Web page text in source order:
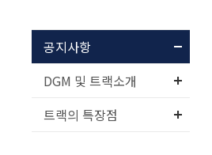
공지사항
DGM 및 트랙소개
트랙의 특장점